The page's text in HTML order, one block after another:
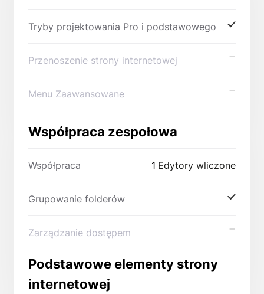
Tryby projektowania Pro i podstawowego
Przenoszenie strony internetowej
Menu Zaawansowane
Współpraca zespołowa
Współpraca 1 Edytory wliczone
Grupowanie folderów
Zarządzanie dostępem
Podstawowe elementy strony
internetowej